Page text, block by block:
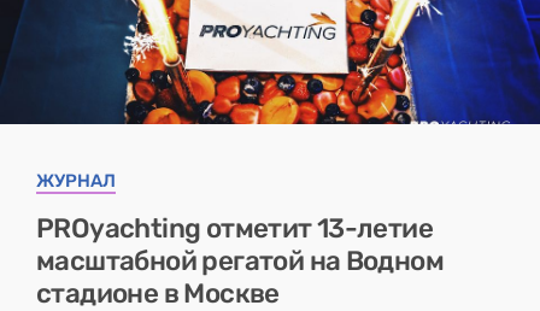
ЖУРНАЛ
PROyachting отметит 13-летие
масштабной регатой на Водном
стадионе в Москве